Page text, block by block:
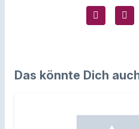
Das könnte Dich